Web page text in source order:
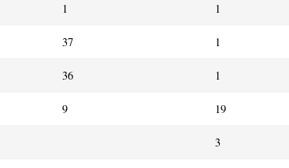
1 1
37 1
36 1
9 19
3